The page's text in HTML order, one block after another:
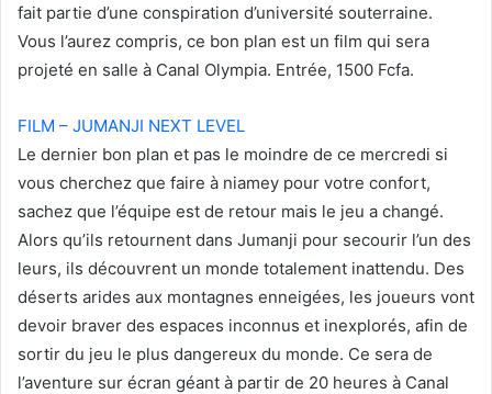
fait partie d’une conspiration d’université souterraine.
Vous l’aurez compris, ce bon plan est un film qui sera
projeté en salle à Canal Olympia. Entrée, 1500 Fcfa.
FILM – JUMANJI NEXT LEVEL
Le dernier bon plan et pas le moindre de ce mercredi si
vous cherchez que faire à niamey pour votre confort,
sachez que l’équipe est de retour mais le jeu a changé.
Alors qu’ils retournent dans Jumanji pour secourir l’un des
leurs, ils découvrent un monde totalement inattendu. Des
déserts arides aux montagnes enneigées, les joueurs vont
devoir braver des espaces inconnus et inexplorés, afin de
sortir du jeu le plus dangereux du monde. Ce sera de
l’aventure sur écran géant à partir de 20 heures à Canal